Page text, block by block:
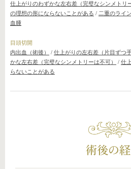
仕上がりのわずかな左右差（完璧なシンメトリ
の理想の形にならないことがある / 二重のライ
血腫
目頭切開
内出血（術後）
/ 仕上がりの左右差（片目ずつ
かな左右差（完璧なシンメトリーは不可）
/ 仕
らないことがある
術後の